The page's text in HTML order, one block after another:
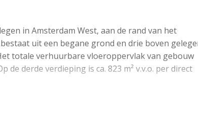
ruimte voor informeel overleg en
een gezamenlijk trappenhuis. Aan de zijde van
die uitkijkt op de volkstuinen in het Westerpark.
Westerpark en Sloterdijk transformeren zich
woningen en diverse horeca- en culturele
in Amsterdam West, aan de rand van het
uit een begane grond en drie boven
totale verhuurbare vloeroppervlak van gebouw
de derde verdieping is ca. 823 m² v.v.o. per direct
het gebouw en in de ondergelegen